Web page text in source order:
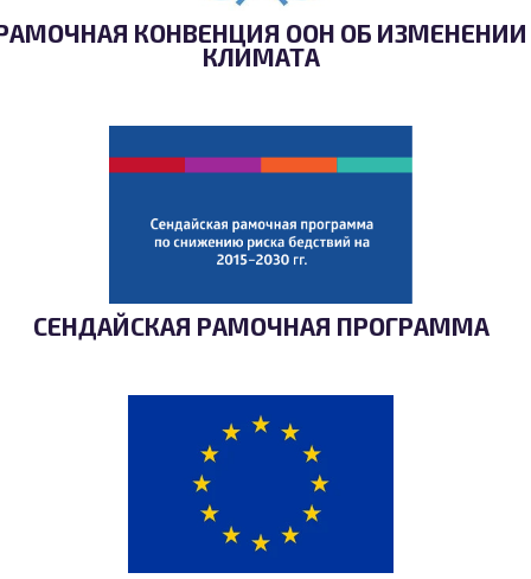
КОНВЕНЦИЯ ООН ОБ ИЗМЕНЕНИИ
КЛИМАТА
СЕНДАЙСКАЯ РАМОЧНАЯ ПРОГРАММА